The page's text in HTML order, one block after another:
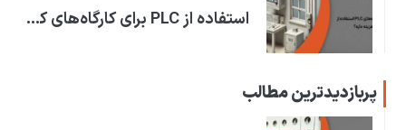
استفاده از PLC برای کارگاه‌های کوچک چقدر هزینه داره؟
پربازدیدترین مطالب